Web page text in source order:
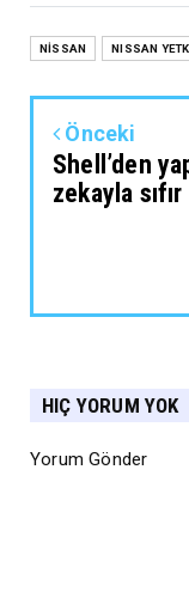
NİSSAN NISSAN
Önceki
Shell’den
zekayla
HIÇ YORUM YOK
Yorum Gönder